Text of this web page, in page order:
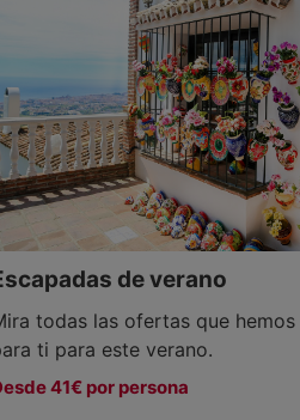
de verano
todas las ofertas que
ti para este verano.
41€ por persona